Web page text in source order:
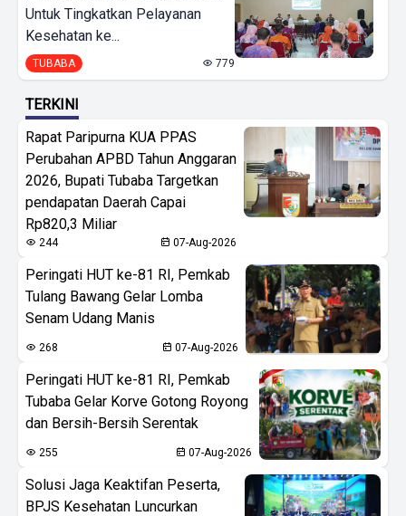
Untuk Tingkatkan Pelayanan
Kesehatan ke...
TUBABA 779
TERKINI
Rapat Paripurna KUA PPAS
Perubahan APBD Tahun Anggaran
2026, Bupati Tubaba Targetkan
pendapatan Daerah Capai
Rp820,3 Miliar
244 07-Aug-2026
Peringati HUT ke-81 RI, Pemkab
Tulang Bawang Gelar Lomba
Senam Udang Manis
268 07-Aug-2026
Peringati HUT ke-81 RI, Pemkab
Tubaba Gelar Korve Gotong Royong
dan Bersih-Bersih Serentak
255 07-Aug-2026
Solusi Jaga Keaktifan Peserta,
BPJS Kesehatan Luncurkan